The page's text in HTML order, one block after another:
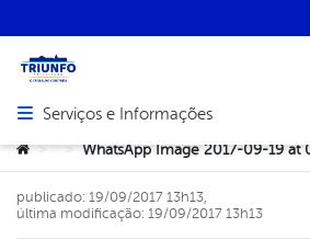
Abrir menu principal de navegação
Serviços e Informações
Você está aqui:
> > WhatsApp Image 2017-09-19 at
publicado: 19/09/2017 13h13,
última modificação: 19/09/2017 13h13